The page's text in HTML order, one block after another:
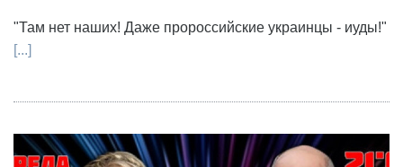
"Там нет наших! Даже пророссийские украинцы - иуды!"
[...]